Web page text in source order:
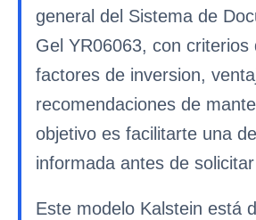
general del Sistema de
Gel YR06063, con criterios
factores de inversion,
recomendaciones de
objetivo es facilitarte una
informada antes de
Este modelo Kalstein está